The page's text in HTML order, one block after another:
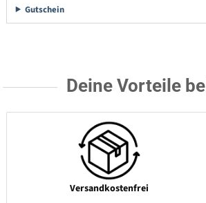
Gutschein
Deine Vorteile
Versandkostenfrei